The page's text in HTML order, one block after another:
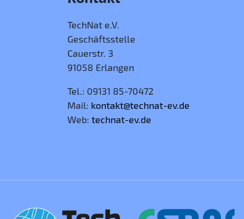
TechNat e.V.
Geschäftsstelle
Cauerstr. 3
91058 Erlangen
Tel.: 09131 85-70472
Mail: kontakt@technat-ev.de
Web: technat-ev.de